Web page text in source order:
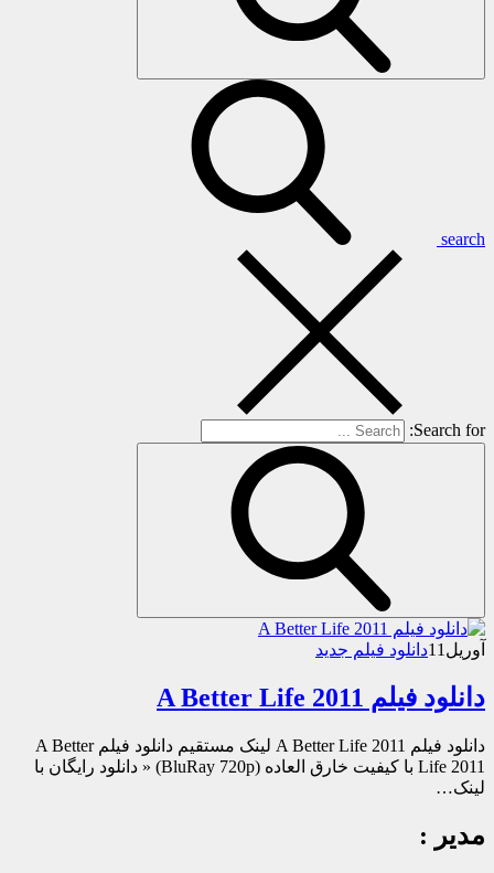
search
Search for:
آوریل 11دانلود فیلم جدید
دانلود فیلم A Better Life 2011
دانلود فیلم A Better Life 2011 لینک مستقیم دانلود فیلم A Better
Life 2011 با کیفیت خارق العاده (BluRay 720p) « دانلود رایگان با
لینک…
مدیر :